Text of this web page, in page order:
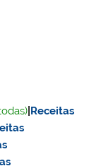
Receitas